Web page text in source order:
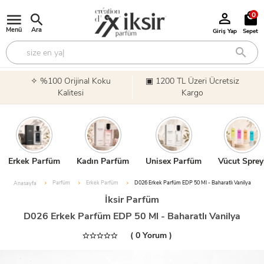
✧ %100 Orijinal Koku
Kalitesi
▣ 1200 TL Üzeri Ücretsiz
Kargo
Menü Ara Giriş Yap
0
Sepet
Erkek Parfüm Kadın Parfüm Unisex Parfüm Vücut
Anasayfa Parfüm Erkek Parfüm D026 Erkek Parfüm EDP 50 Ml - Baharatlı Vanilya
İksir Parfüm
D026 Erkek Parfüm EDP 50 Ml - Baharatlı Vanilya
( 0 Yorum )